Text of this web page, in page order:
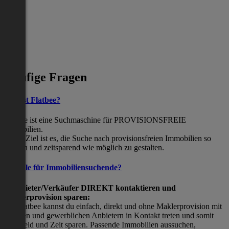
Häufige Fragen
Was ist Flatbee?
Flatbee ist eine Suchmaschine für PROVISIONSFREIE
Immobilien.
Unser Ziel ist es, die Suche nach provisionsfreien Immobilien so
einfach und zeitsparend wie möglich zu gestalten.
Vorteile für Immobiliensuchende?
Viermieter/Verkäufer DIREKT kontaktieren und
Maklerprovision sparen:
Mit Flatbee kannst du einfach, direkt und ohne Maklerprovision mit
privaten und gewerblichen Anbietern in Kontakt treten und somit
viel Geld und Zeit sparen. Passende Immobilien aussuchen,